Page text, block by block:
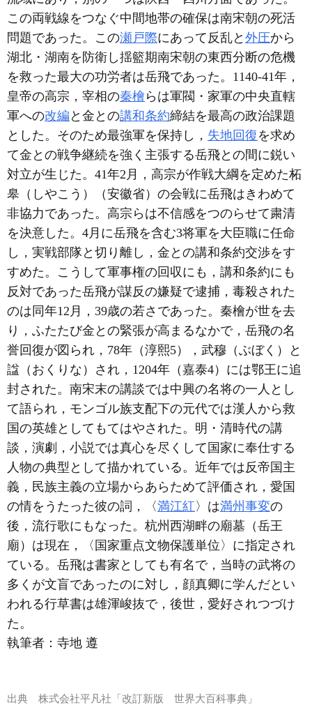
この両戦線をつなぐ中間地帯の確保は南宋朝の死活
問題であった。この瀬戸際にあって反乱と 外圧から
湖北・湖南を防衛し揺籃期南宋朝の東西分断の危機
を救った最大の功労者は岳飛であった。1140-41年，
皇帝の高宗，宰相の秦檜 らは軍閥・家軍の中央直轄
軍への改編 と金との講和条約締結を最高の政治課題
とした。そのため最強軍を保持し， 失地回復 を求め
て金との戦争継続を強く主張する岳飛との間に鋭い
対立が生じた。41年2月，高宗が作戦大綱を定めた柘
皋（しやこう）（安徽省）の会戦に岳飛はきわめて
非協力であった。高宗らは不信感をつのらせて粛清
を決意した。4月に岳飛を含む3将軍を大臣職に任命
し，実戦部隊と切り離し，金との講和条約交渉をす
すめた。こうして軍事権の回収にも，講和条約にも
反対であった岳飛が謀反の嫌疑で逮捕，毒殺された
のは同年12月，39歳の若さであった。秦檜が世を去
り，ふたたび金との緊張が高まるなかで，岳飛の名
誉回復が図られ，78年（淳熙5），武穆（ぶぼく）と
諡（おくりな）され，1204年（嘉泰4）には鄂王に追
封された。南宋末の講談では中興の名将の一人とし
て語られ，モンゴル族支配下の元代では漢人から救
国の英雄としてもてはやされた。明・清時代の講
談，演劇，小説では真心を尽くして国家に奉仕する
人物の典型として描かれている。近年では反帝国主
義，民族主義の立場からあらためて評価され，愛国
の情をうたった彼の詞，〈満江紅 〉は満州事変の
後，流行歌にもなった。杭州西湖畔の廟墓（岳王
廟）は現在，〈国家重点文物保護単位〉に指定され
ている。岳飛は書家としても有名で，当時の武将の
多くが文盲であったのに対し，顔真卿に学んだとい
われる行草書は雄渾峻抜で，後世，愛好されつづけ
た。
執筆者： 寺地 遵
出典 株式会社平凡社「改訂新版 世界大百科事典」